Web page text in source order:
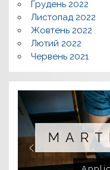
Грудень 2022
Листопад 2022
Жовтень 2022
Лютий 2022
Червень 2021